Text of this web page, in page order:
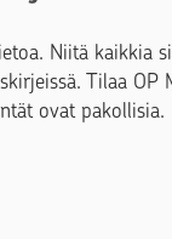
Niitä kaikkia
Tilaa OP
ovat pakollisia.